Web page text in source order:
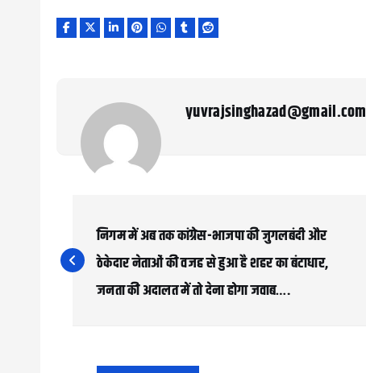
yuvrajsinghazad@gmail.com
o
s
निगम में अब तक कांग्रेस-भाजपा की जुगलबंदी और
ठेकेदार नेताओं की वजह से हुआ है शहर का बंटाधार,
जनता की अदालत में तो देना होगा जवाब….